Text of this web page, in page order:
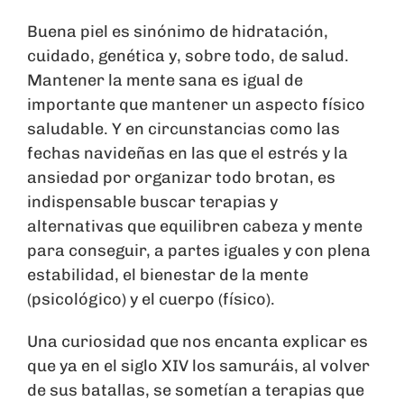
Buena piel es sinónimo de hidratación,
cuidado, genética y, sobre todo, de salud.
Mantener la mente sana es igual de
importante que mantener un aspecto físico
saludable. Y en circunstancias como las
fechas navideñas en las que el estrés y la
ansiedad por organizar todo brotan, es
indispensable buscar terapias y
alternativas que equilibren cabeza y mente
para conseguir, a partes iguales y con plena
estabilidad, el bienestar de la mente
(psicológico) y el cuerpo (físico).
Una curiosidad que nos encanta explicar es
que ya en el siglo XIV los samuráis, al volver
de sus batallas, se sometían a terapias que